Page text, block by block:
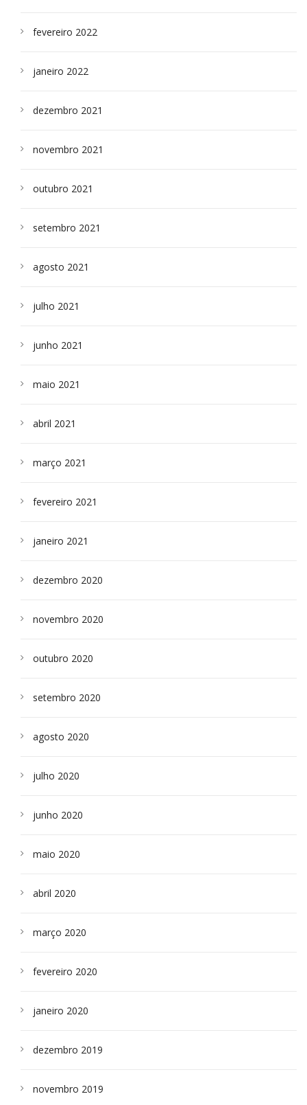
fevereiro 2022
janeiro 2022
dezembro 2021
novembro 2021
outubro 2021
setembro 2021
agosto 2021
julho 2021
junho 2021
maio 2021
abril 2021
março 2021
fevereiro 2021
janeiro 2021
dezembro 2020
novembro 2020
outubro 2020
setembro 2020
agosto 2020
julho 2020
junho 2020
maio 2020
abril 2020
março 2020
fevereiro 2020
janeiro 2020
dezembro 2019
novembro 2019